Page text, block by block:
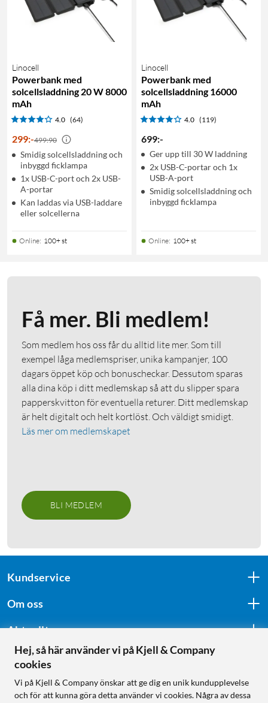
Linocell
Powerbank med
solcellsladdning 20 W 8000
mAh
4.0 (64)
299:-499:90
Smidig solcellsladdning och
inbyggd ficklampa
1x USB-C-port och 2x USB-
A-portar
Kan laddas via USB-laddare
eller solcellerna
Online: 100+ st
Linocell
Powerbank med
solcellsladdning 16000
mAh
4.0 (119)
699:-
Ger upp till 30 W laddning
2x USB-C-portar och 1x
USB-A-port
Smidig solcellsladdning och
inbyggd ficklampa
Online: 100+ st
Få mer. Bli medlem!
Som medlem hos oss får du alltid lite mer. Som till
exempel låga medlemspriser, unika kampanjer, 100
dagars öppet köp och bonuscheckar. Dessutom sparas
alla dina köp i ditt medlemskap så att du slipper spara
papperskvitton för eventuella returer. Ditt medlemskap
är helt digitalt och helt kortlöst. Och väldigt smidigt.
Läs mer om medlemskapet
BLI MEDLEM
Kundservice
Om oss
Aktuellt
Följ oss
Hej, så här använder vi på Kjell & Company
cookies
Vi på Kjell & Company önskar att ge dig en unik kundupplevelse
och för att kunna göra detta använder vi cookies. Några av dessa